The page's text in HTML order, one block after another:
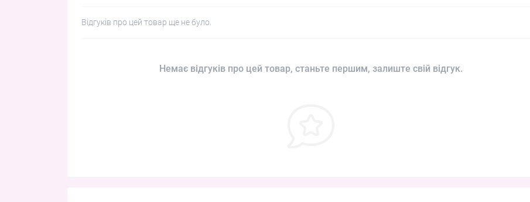
Відгуків про цей товар ще не було.
Немає відгуків про цей товар, станьте першим, залиште свій відгук.